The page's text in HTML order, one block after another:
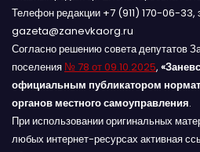
Телефон редакции +7 (911) 170-06-33,
gazeta@zanevkaorg.ru
Согласно решению совета депутатов
поселения № 78 от 09.10.2025,
официальным публикатором
органов местного самоуправления.
При использовании оригинальных
любых интернет-ресурсах активная